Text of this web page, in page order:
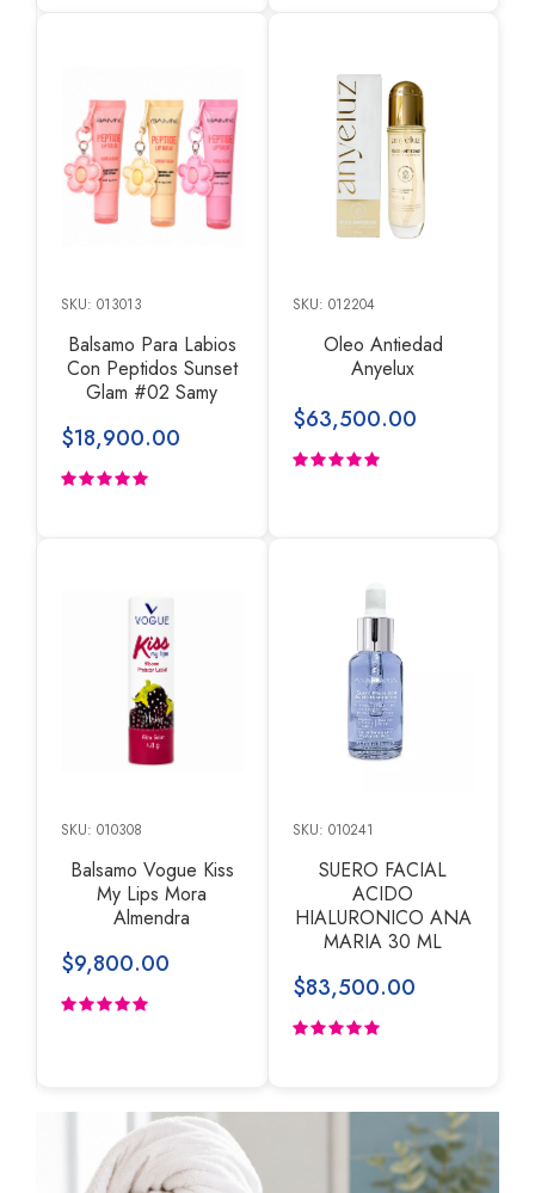
SKU: 013013
Balsamo Para Labios
Con Peptidos Sunset
Glam #02 Samy
$18,900.00
SKU: 012204
Oleo Antiedad
Anyelux
$63,500.00
SKU: 010308
Balsamo Vogue Kiss
My Lips Mora
Almendra
$9,800.00
SKU: 010241
SUERO FACIAL
ACIDO
HIALURONICO ANA
MARIA 30 ML
$83,500.00